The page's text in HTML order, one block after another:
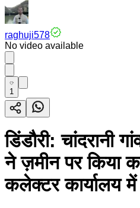
raghuji578
No video available
1
डिंडौरी: चांदरानी
ने ज़मीन पर किया
कलेक्टर कार्यालय में